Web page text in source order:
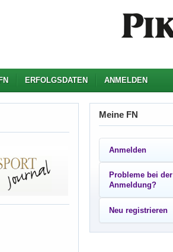
FN ERFOLGSDATEN ANMELDEN
Meine FN
Anmelden
Probleme bei der
Anmeldung?
Neu registrieren